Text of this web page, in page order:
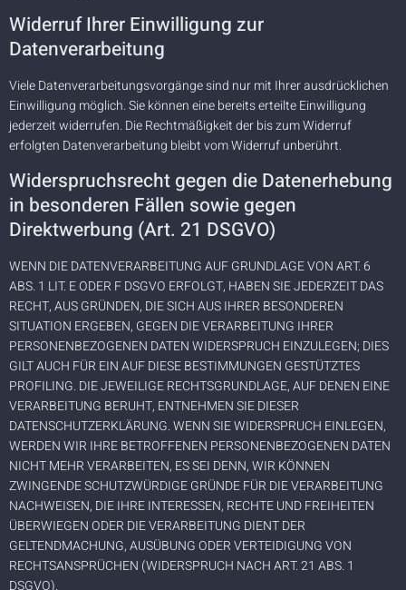
Widerruf Ihrer Einwilligung zur
Datenverarbeitung
Viele Datenverarbeitungsvorgänge sind nur mit Ihrer ausdrücklichen
Einwilligung möglich. Sie können eine bereits erteilte Einwilligung
jederzeit widerrufen. Die Rechtmäßigkeit der bis zum Widerruf
erfolgten Datenverarbeitung bleibt vom Widerruf unberührt.
Widerspruchsrecht gegen die Datenerhebung
in besonderen Fällen sowie gegen
Direktwerbung (Art. 21 DSGVO)
WENN DIE DATENVERARBEITUNG AUF GRUNDLAGE VON ART. 6
ABS. 1 LIT. E ODER F DSGVO ERFOLGT, HABEN SIE JEDERZEIT DAS
RECHT, AUS GRÜNDEN, DIE SICH AUS IHRER BESONDEREN
SITUATION ERGEBEN, GEGEN DIE VERARBEITUNG IHRER
PERSONENBEZOGENEN DATEN WIDERSPRUCH EINZULEGEN; DIES
GILT AUCH FÜR EIN AUF DIESE BESTIMMUNGEN GESTÜTZTES
PROFILING. DIE JEWEILIGE RECHTSGRUNDLAGE, AUF DENEN EINE
VERARBEITUNG BERUHT, ENTNEHMEN SIE DIESER
DATENSCHUTZERKLÄRUNG. WENN SIE WIDERSPRUCH EINLEGEN,
WERDEN WIR IHRE BETROFFENEN PERSONENBEZOGENEN DATEN
NICHT MEHR VERARBEITEN, ES SEI DENN, WIR KÖNNEN
ZWINGENDE SCHUTZWÜRDIGE GRÜNDE FÜR DIE VERARBEITUNG
NACHWEISEN, DIE IHRE INTERESSEN, RECHTE UND FREIHEITEN
ÜBERWIEGEN ODER DIE VERARBEITUNG DIENT DER
GELTENDMACHUNG, AUSÜBUNG ODER VERTEIDIGUNG VON
RECHTSANSPRÜCHEN (WIDERSPRUCH NACH ART. 21 ABS. 1
DSGVO).